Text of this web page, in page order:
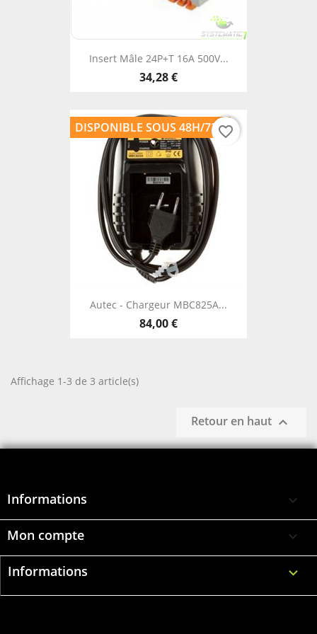
Insert Mâle 24P+T 16A 500V...
34,28 €
Autec - Chargeur MBC825A...
84,00 €
DISPONIBLE SOUS 48H/72Hfavorite_border
Affichage 1-3 de 3 article(s)
Retour en haut 
Informations 
Mon compte 
Informations keyboard_arrow_down